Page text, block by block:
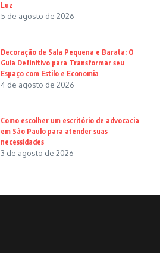
Luz
5 de agosto de 2026
Decoração de Sala Pequena e Barata: O
Guia Definitivo para Transformar seu
Espaço com Estilo e Economia
4 de agosto de 2026
Como escolher um escritório de advocacia
em São Paulo para atender suas
necessidades
3 de agosto de 2026